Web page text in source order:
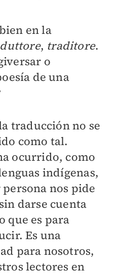
en la
, traditore.
o
de una
traducción no se
como tal.
ocurrido, como
indígenas,
nos pide
darse cuenta
que es para
Es una
para nosotros,
lectores en